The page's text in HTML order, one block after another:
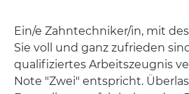
Ein/e Zahntechniker/in, mit
Sie voll und ganz zufrieden
qualifiziertes Arbeitszeugnis
Note "Zwei" entspricht.